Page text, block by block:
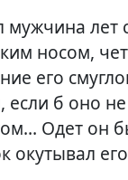
мужчина
носом,
его
если б оно
Одет он
окутывал